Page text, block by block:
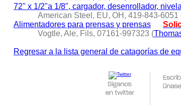
72" x 1/2"a 1/8", cargador, desenrollador,
American Steel, EU, OH, 419-843-6051
Alimentadores para prensas y prensas
Vogtle, Ale, Fils, 07161-997323 (
Regresar a la lista general de catagorías de